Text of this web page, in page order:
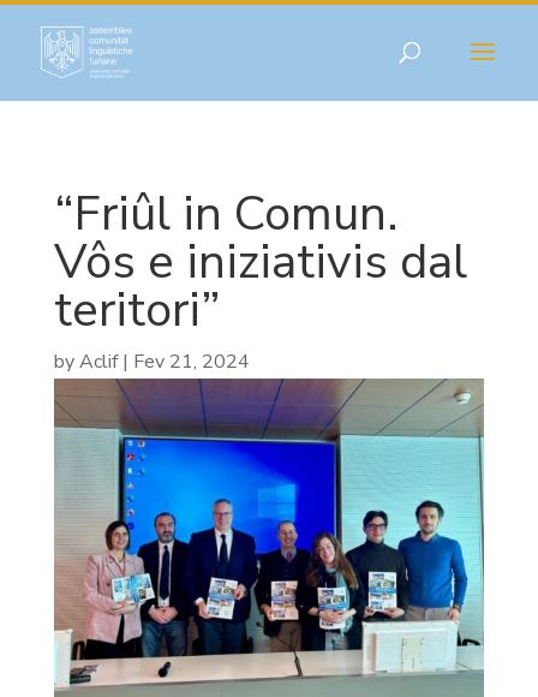
“Friûl in Comun.
Vôs e iniziativis dal
teritori”
byAclif| Fev 21, 2024